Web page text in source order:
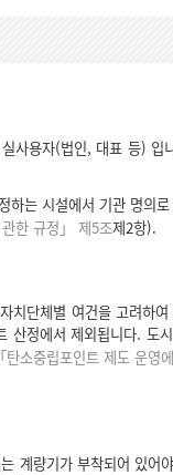
사용자(법인, 대표 등) 입
는 시설에서 기관 명의
관한 규정」 제5조제2항).
치단체별 여건을 고려하
산정에서 제외됩니다. 도
「탄소중립포인트 제도 운영
계량기가 부착되어 있어